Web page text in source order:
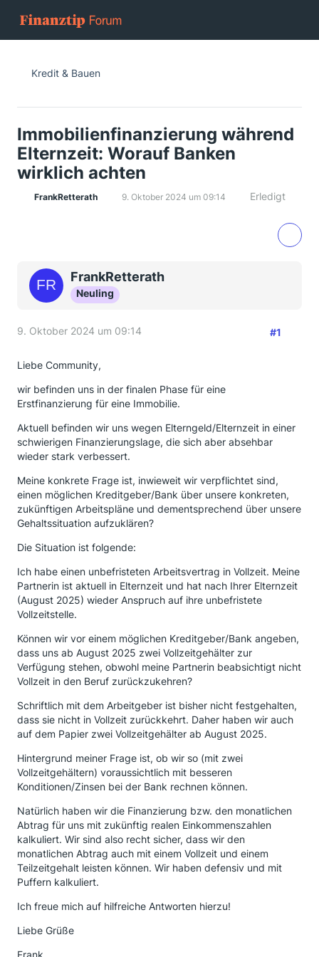
Kredit & Bauen
Immobilienfinanzierung während
Elternzeit: Worauf Banken
wirklich achten
FrankRetterath 9. Oktober 2024 um 09:14 Erledigt
FrankRetterath
Neuling
9. Oktober 2024 um 09:14 #1
Liebe Community,
wir befinden uns in der finalen Phase für eine
Erstfinanzierung für eine Immobilie.
Aktuell befinden wir uns wegen Elterngeld/Elternzeit in einer
schwierigen Finanzierungslage, die sich aber absehbar
wieder stark verbessert.
Meine konkrete Frage ist, inwieweit wir verpflichtet sind,
einen möglichen Kreditgeber/Bank über unsere konkreten,
zukünftigen Arbeitspläne und dementsprechend über unsere
Gehaltssituation aufzuklären?
Die Situation ist folgende:
Ich habe einen unbefristeten Arbeitsvertrag in Vollzeit. Meine
Partnerin ist aktuell in Elternzeit und hat nach Ihrer Elternzeit
(August 2025) wieder Anspruch auf ihre unbefristete
Vollzeitstelle.
Können wir vor einem möglichen Kreditgeber/Bank angeben,
dass uns ab August 2025 zwei Vollzeitgehälter zur
Verfügung stehen, obwohl meine Partnerin beabsichtigt nicht
Vollzeit in den Beruf zurückzukehren?
Schriftlich mit dem Arbeitgeber ist bisher nicht festgehalten,
dass sie nicht in Vollzeit zurückkehrt. Daher haben wir auch
auf dem Papier zwei Vollzeitgehälter ab August 2025.
Hintergrund meiner Frage ist, ob wir so (mit zwei
Vollzeitgehältern) voraussichtlich mit besseren
Konditionen/Zinsen bei der Bank rechnen können.
Natürlich haben wir die Finanzierung bzw. den monatlichen
Abtrag für uns mit zukünftig realen Einkommenszahlen
kalkuliert. Wir sind also recht sicher, dass wir den
monatlichen Abtrag auch mit einem Vollzeit und einem
Teilzeitgehalt leisten können. Wir haben defensiv und mit
Puffern kalkuliert.
Ich freue mich auf hilfreiche Antworten hierzu!
Liebe Grüße
Frank